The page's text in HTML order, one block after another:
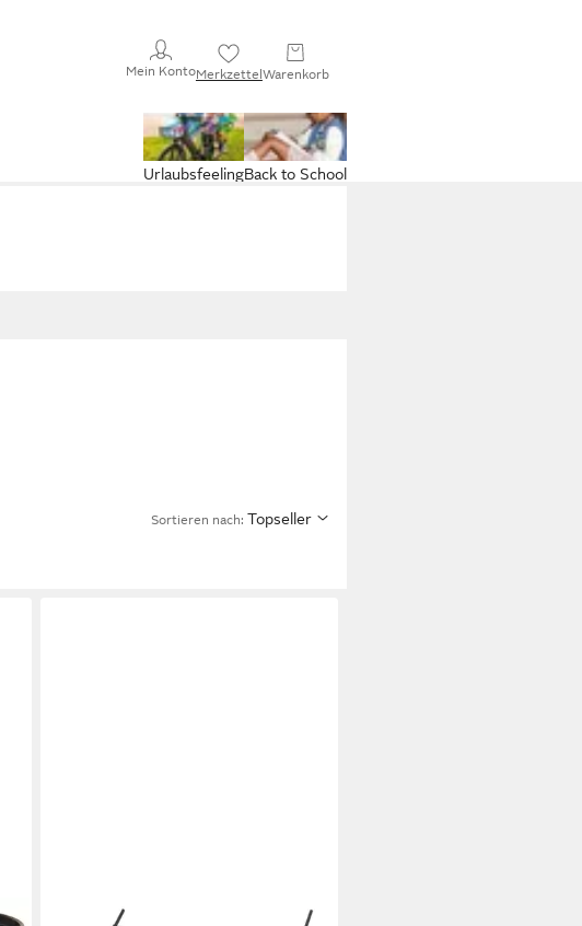
Mein KontoMerkzettelWarenkorb
Back to School
Urlaubsfeeling
Sortieren nach: Topseller